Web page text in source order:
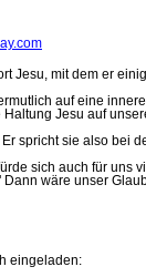
Jesu, mit dem er
auf eine
Jesu auf
spricht sie also
sich auch für
wäre unser
eingeladen: